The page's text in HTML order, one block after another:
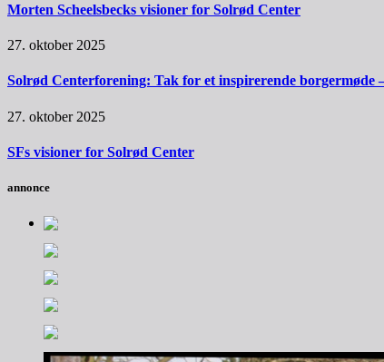
Morten Scheelsbecks visioner for Solrød Center
27. oktober 2025
Solrød Centerforening: Tak for et inspirerende borgermøde
27. oktober 2025
SFs visioner for Solrød Center
annonce